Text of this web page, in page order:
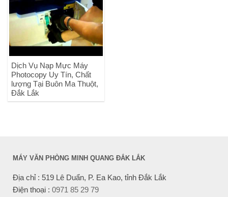
Dịch Vụ Nạp Mực Máy
Photocopy Uy Tín, Chất
lượng Tại Buôn Ma Thuột,
Đắk Lắk
MÁY VĂN PHÒNG MINH QUANG ĐẮK LẮK
Địa chỉ : 519 Lê Duẩn, P. Ea Kao, tỉnh Đắk Lắk
Điện thoại : 0971 85 29 79